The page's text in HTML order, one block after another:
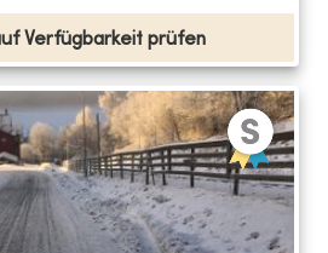
Verfügbarkeit prüfen